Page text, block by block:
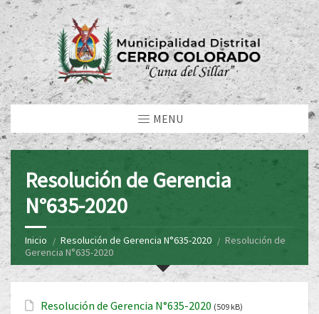
MENU
Resolución de Gerencia
N°635-2020
Inicio Resolución de Gerencia N°635-2020
Resolución de
Gerencia N°635-2020
Resolución de Gerencia N°635-2020 (509 kB)